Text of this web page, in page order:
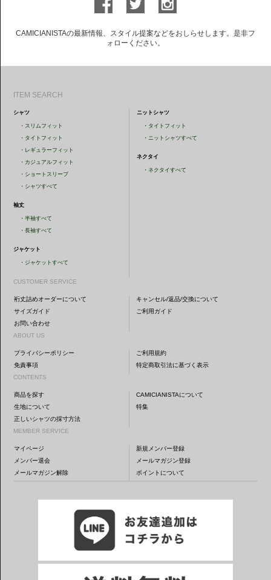
CAMICIANISTAの最新情報、スタイル提案などをおしらせします。是非フ
ォローください。
ITEM SEARCH
シャツ
・ スリムフィット
・ タイトフィット
・ レギュラーフィット
・ カジュアルフィット
・ ショートスリーブ
・ シャツすべて
袖丈
・半袖すべて
・長袖すべて
ジャケット
・ ジャケットすべて
ニットシャツ
・ タイトフィット
・ニットシャツすべて
ネクタイ
・ネクタイすべて
CUSTOMER SERVICE
裄丈詰めオーダーについて
キャンセル/返品/交換について
サイズガイド
ご利用ガイド
お問い合わせ
ABOUT US
プライバシーポリシー
ご利用規約
免責事項
特定商取引法に基づく表示
CONTENTS
商品を探す
CAMICIANISTAについて
生地について
特集
正しいシャツの採寸方法
MEMBER SERVICE
マイページ
新規メンバー登録
メンバー退会
メールマガジン登録
メールマガジン解除
ポイントについて